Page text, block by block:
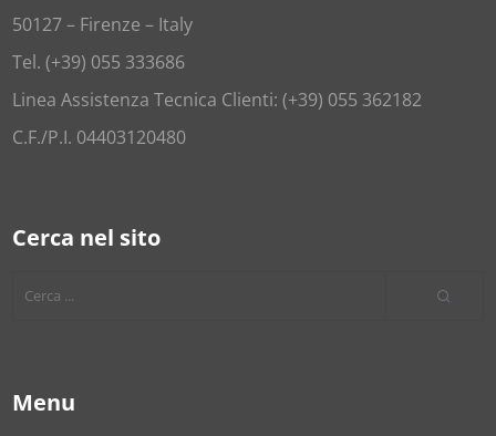
50127 – Firenze – Italy
Tel. (+39) 055 333686
Linea Assistenza Tecnica Clienti: (+39) 055 362182
C.F./P.I. 04403120480
Cerca nel sito
Menu